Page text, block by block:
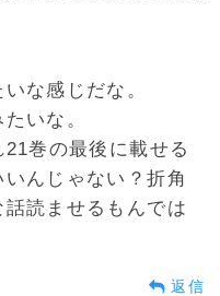
な感じだな。
いな。
巻の最後に載せる
んじゃない？折角
読ませるもんでは
返信